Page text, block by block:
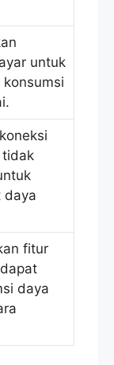
untuk
tidak
daya
fitur
daya